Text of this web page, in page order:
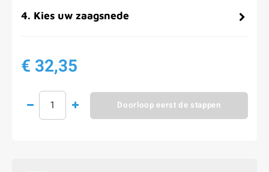
4. Kies uw zaagsnede
€ 32,35
Doorloop eerst de stappen